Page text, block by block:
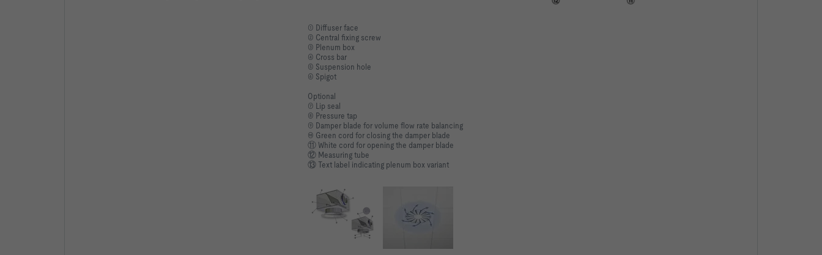
① Diffuser face
② Central fixing screw
③ Plenum box
④ Cross bar
⑤ Suspension hole
⑥ Spigot
Optional
⑦ Lip seal
⑧ Pressure tap
⑨ Damper blade for volume flow rate balancing
⑩ Green cord for closing the damper blade
⑪ White cord for opening the damper blade
⑫ Measuring tube
⑬ Text label indicating plenum box variant